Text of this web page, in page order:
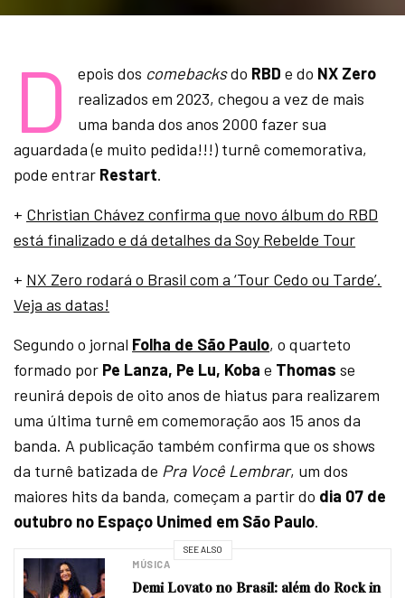
D epois dos comebacksdo RBD e do NX Zero
realizados em 2023, chegou a vez de mais
uma banda dos anos 2000 fazer sua
aguardada (e muito pedida!!!) turnê comemorativa,
pode entrar Restart.
+ Christian Chávez confirma que novo álbum do RBD
está finalizado e dá detalhes da Soy Rebelde Tour
+ NX Zero rodará o Brasil com a ‘Tour Cedo ou Tarde’.
Veja as datas!
Segundo o jornal Folha de São Paulo, o quarteto
formado por Pe Lanza, Pe Lu, Kobae Thomas se
reunirá depois de oito anos de hiatus para realizarem
uma última turnê em comemoração aos 15 anos da
banda. A publicação também confirma que os shows
da turnê batizada de Pra Você Lembrar, um dos
maiores hits da banda, começam a partir do dia 07 de
outubro no Espaço Unimed em São Paulo.
SEE ALSO
MÚSICA
Demi Lovato no Brasil: além do Rock in